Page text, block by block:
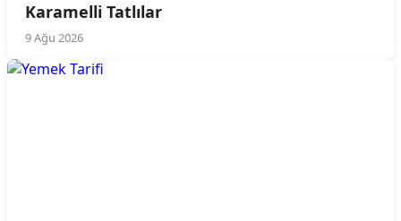
Karamelli Tatlılar
9 Ağu 2026